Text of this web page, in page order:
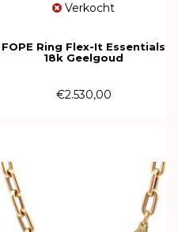
Verkocht
FOPE Ring Flex-It Essentials
18k Geelgoud
€2.530,00